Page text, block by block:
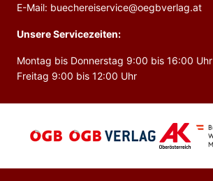
E-Mail: buechereiservice@oegbverlag.at
Unsere Servicezeiten:
Montag bis Donnerstag 9:00 bis 16:00 Uhr
Freitag 9:00 bis 12:00 Uhr